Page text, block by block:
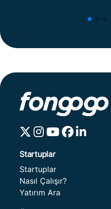
Startuplar
Startuplar
Nasıl Çalışır?
Yatırım Ara